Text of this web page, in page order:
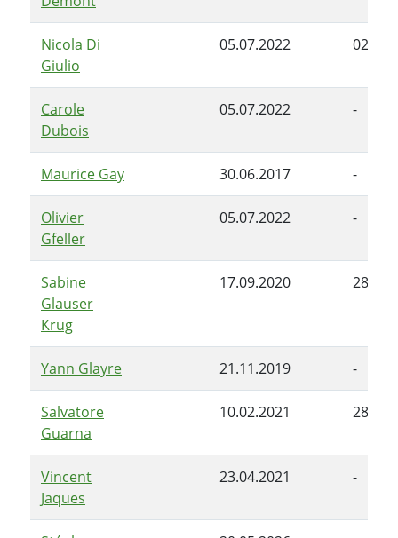
Nicola Di
Giulio
05.07.2022
Carole
Dubois
05.07.2022 -
Maurice Gay 30.06.2017 -
Olivier
Gfeller
05.07.2022 -
Sabine
Glauser
Krug
17.09.2020
Yann Glayre 21.11.2019 -
Salvatore
Guarna
10.02.2021
Vincent
Jaques
23.04.2021 -